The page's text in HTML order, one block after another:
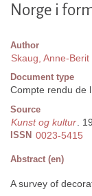
Norge i
Author
Skaug, Anne-Berit
Document type
Compte rendu de
Source
Kunst og kultur.
ISSN 0023-5415
Abstract (en)
A survey of